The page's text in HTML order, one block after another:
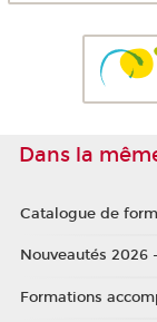
Dans la
Catalogue de
Nouveautés 2026
Formations